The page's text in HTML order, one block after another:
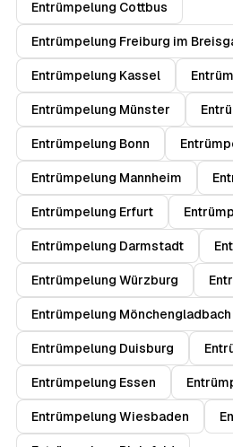
Entrümpelung Cottbus
Entrümpelung Freiburg im
Entrümpelung Kassel
Entrümpelung Münster
Entrümpelung Bonn
Entrümpelung Mannheim
Entrümpelung Erfurt
Entrümpelung Darmstadt
Entrümpelung Würzburg
Entrümpelung Mönchengladbach
Entrümpelung Duisburg
Entrümpelung Essen
Entrümpelung Wiesbaden